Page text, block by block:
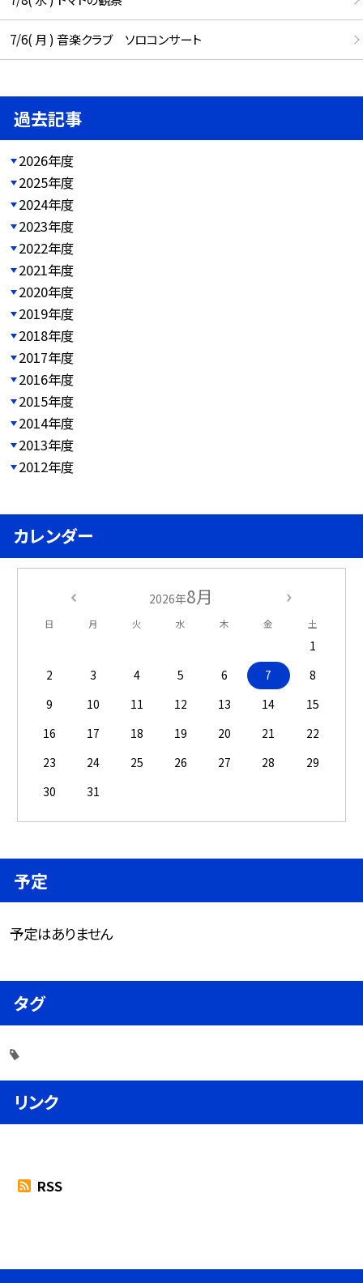
7/6( 月 ) 音楽クラブ ソロコンサート
過去記事
2026年度
2025年度
2024年度
2023年度
2022年度
2021年度
2020年度
2019年度
2018年度
2017年度
2016年度
2015年度
2014年度
2013年度
2012年度
カレンダー
2026年8月
日 月 火 水 木 金 土
1
2
3 4 5 6 7
8
9
10 11 12 13 14
15
16
17 18 19 20 21
22
23
24 25 26 27 28
29
30
31
予定
予定はありません
タグ
リンク
RSS